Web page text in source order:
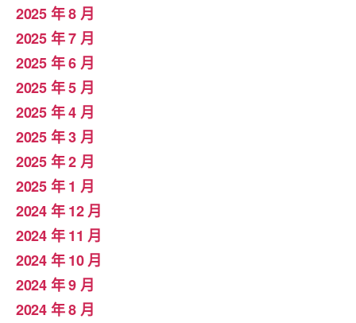
2025 年 8 月
2025 年 7 月
2025 年 6 月
2025 年 5 月
2025 年 4 月
2025 年 3 月
2025 年 2 月
2025 年 1 月
2024 年 12 月
2024 年 11 月
2024 年 10 月
2024 年 9 月
2024 年 8 月